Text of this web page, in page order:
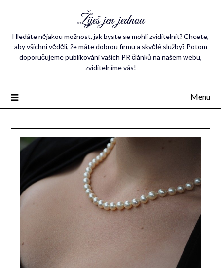
Žiješ jen jednou
Hledáte nějakou možnost, jak byste se mohli zviditelnit? Chcete,
aby všichni věděli, že máte dobrou firmu a skvělé služby? Potom
doporučujeme publikování vašich PR článků na našem webu,
zviditelníme vás!
Menu